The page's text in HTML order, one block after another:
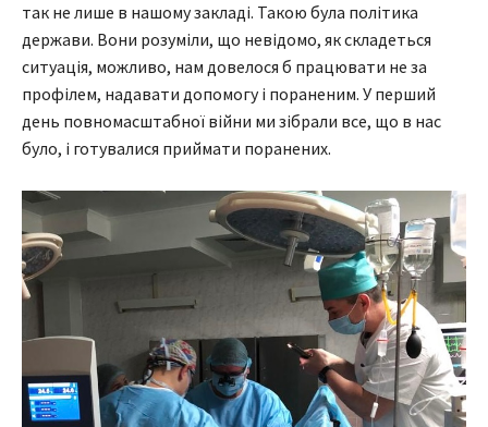
так не лише в нашому закладі. Такою була політика
держави. Вони розуміли, що невідомо, як складеться
ситуація, можливо, нам довелося б працювати не за
профілем, надавати допомогу і пораненим. У перший
день повномасштабної війни ми зібрали все, що в нас
було, і готувалися приймати поранених.